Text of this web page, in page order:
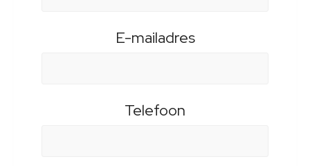
E-mailadres
Telefoon